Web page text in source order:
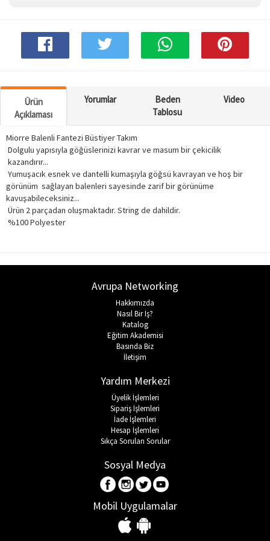
Ürün
Açıklaması
Yorumlar
Beden
Tablosu
Video
Miorre Balenli Fantezi Büstiyer Takım
Dolgulu yapısıyla göğüslerinizi kavrar ve masum bir çekicilik
kazandırır...
Yumuşacık esnek ve dantelli kumaşıyla göğsü kavrayan ve hoş bir
görünüm sağlayan balenleri sayesinde zarif bir görünüme
kavuşabileceksiniz...
Ürün 2 parçadan oluşmaktadır. String de dahildir.
%100 Polyester
Avrupa Networking
Hakkımızda
Nasıl Bir İş?
Katalog
Eğitim Akademisi
Basında Biz
İletişim
Yardım Merkezi
Üyelik İşlemleri
Sipariş İşlemleri
İade İşlemleri
Hesap İşlemleri
Sıkça Sorulan Sorular
Sosyal Medya
Mobil Uygulamalar
AKSESUAR